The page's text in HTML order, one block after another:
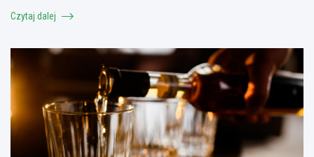
Czytaj dalej